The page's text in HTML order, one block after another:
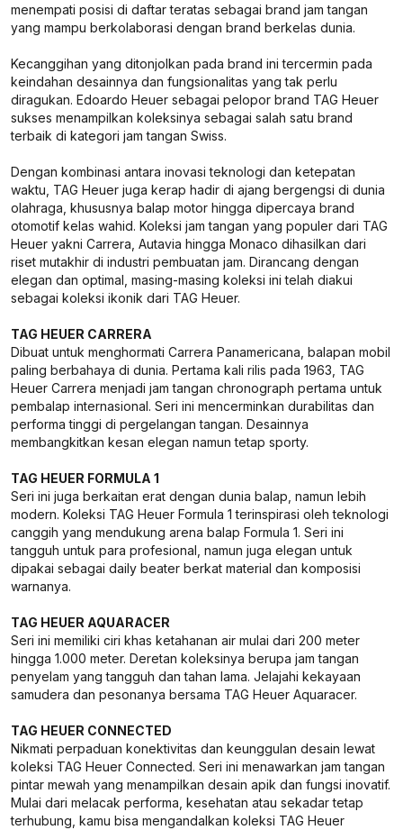
menempati posisi di daftar teratas sebagai brand jam tangan
yang mampu berkolaborasi dengan brand berkelas dunia.
Kecanggihan yang ditonjolkan pada brand ini tercermin pada
keindahan desainnya dan fungsionalitas yang tak perlu
diragukan. Edoardo Heuer sebagai pelopor brand TAG Heuer
sukses menampilkan koleksinya sebagai salah satu brand
terbaik di kategori jam tangan Swiss.
Dengan kombinasi antara inovasi teknologi dan ketepatan
waktu, TAG Heuer juga kerap hadir di ajang bergengsi di dunia
olahraga, khususnya balap motor hingga dipercaya brand
otomotif kelas wahid. Koleksi jam tangan yang populer dari TAG
Heuer yakni Carrera, Autavia hingga Monaco dihasilkan dari
riset mutakhir di industri pembuatan jam. Dirancang dengan
elegan dan optimal, masing-masing koleksi ini telah diakui
sebagai koleksi ikonik dari TAG Heuer.
TAG HEUER CARRERA
Dibuat untuk menghormati Carrera Panamericana, balapan mobil
paling berbahaya di dunia. Pertama kali rilis pada 1963, TAG
Heuer Carrera menjadi jam tangan chronograph pertama untuk
pembalap internasional. Seri ini mencerminkan durabilitas dan
performa tinggi di pergelangan tangan. Desainnya
membangkitkan kesan elegan namun tetap sporty.
TAG HEUER FORMULA 1
Seri ini juga berkaitan erat dengan dunia balap, namun lebih
modern. Koleksi TAG Heuer Formula 1 terinspirasi oleh teknologi
canggih yang mendukung arena balap Formula 1. Seri ini
tangguh untuk para profesional, namun juga elegan untuk
dipakai sebagai daily beater berkat material dan komposisi
warnanya.
TAG HEUER AQUARACER
Seri ini memiliki ciri khas ketahanan air mulai dari 200 meter
hingga 1.000 meter. Deretan koleksinya berupa jam tangan
penyelam yang tangguh dan tahan lama. Jelajahi kekayaan
samudera dan pesonanya bersama TAG Heuer Aquaracer.
TAG HEUER CONNECTED
Nikmati perpaduan konektivitas dan keunggulan desain lewat
koleksi TAG Heuer Connected. Seri ini menawarkan jam tangan
pintar mewah yang menampilkan desain apik dan fungsi inovatif.
Mulai dari melacak performa, kesehatan atau sekadar tetap
terhubung, kamu bisa mengandalkan koleksi TAG Heuer